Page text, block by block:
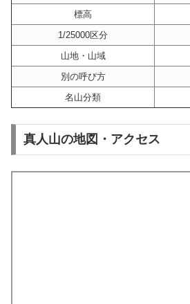
標高
1/25000区分
山地・山域
別の呼び方
名山分類
真人山の地図・アクセス